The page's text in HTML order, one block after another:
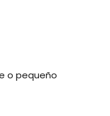
o pequeño